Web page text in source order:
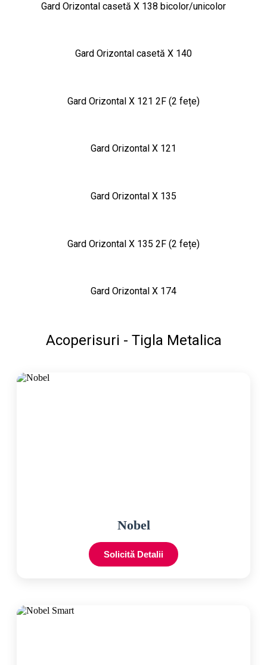
Gard Orizontal casetă X 138 bicolor/unicolor
Gard Orizontal casetă X 140
Gard Orizontal X 121 2F (2 fețe)
Gard Orizontal X 121
Gard Orizontal X 135
Gard Orizontal X 135 2F (2 fețe)
Gard Orizontal X 174
Acoperisuri - Tigla Metalica
Nobel
Solicită Detalii